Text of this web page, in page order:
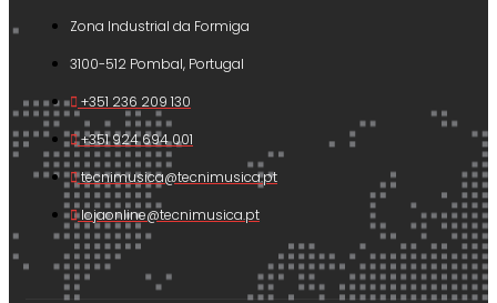
Zona Industrial da Formiga
3100-512 Pombal, Portugal
+351 236 209 130
+351 924 694 001
tecnimusica@tecnimusica.pt
lojaonline@tecnimusica.pt